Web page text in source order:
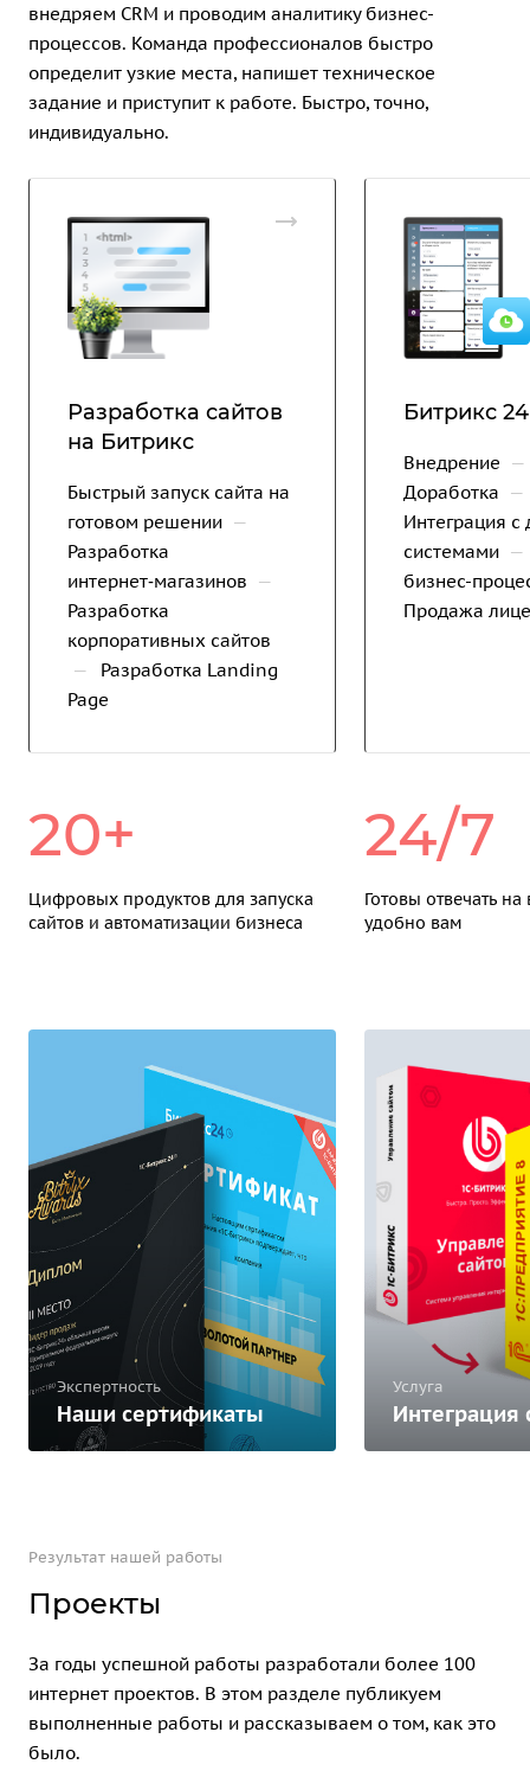
внедряем CRM и проводим аналитику бизнес-
процессов. Команда профессионалов быстро
определит узкие места, напишет техническое
задание и приступит к работе. Быстро, точно,
индивидуально.
Разработка сайтов
на Битрикс
Быстрый запуск сайта на
готовом решении —
Разработка
интернет‑магазинов —
Разработка
корпоративных сайтов
—
Разработка Landing
Page
Битрикс 24
Внедрение —
Доработка —
Интеграция с
системами —
бизнес-
Продажа
20+
Цифровых продуктов для запуска
сайтов и автоматизации бизнеса
24/7
Готовы отвечать
удобно вам
Экспертность
Наши сертификаты
Услуга
Интеграция
Результат нашей работы
Проекты
За годы успешной работы разработали более 100
интернет проектов. В этом разделе публикуем
выполненные работы и рассказываем о том, как это
было.